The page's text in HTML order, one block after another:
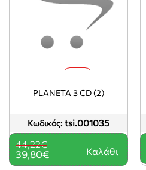
Κωδικός: tsi.001035
PLANETA 3 CD (2)
39,80€
44,22€
Καλάθι